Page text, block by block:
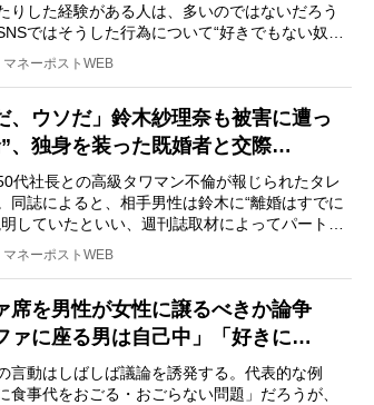
りした経験がある人は、多いのではないだろう
ではそうした行為について“好きでもない奴と
マネーポストWEB
、ウソだ」鈴木紗理奈も被害に遭っ
、独身を装った既婚者と交際…
代社長との高級タワマン不倫が報じられたタレ
同誌によると、相手男性は鈴木に“離婚はすでに
していたといい、週刊誌取材によってパートナ
マネーポストWEB
席を男性が女性に譲るべきか論争
ァに座る男は自己中」「好きに…
動はしばしば議論を誘発する。代表的な例
食事代をおごる・おごらない問題」だろうが、